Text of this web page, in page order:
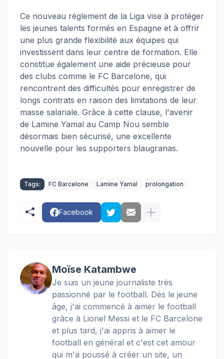
Ce nouveau règlement de la Liga vise à protéger
les jeunes talents formés en Espagne et à offrir
une plus grande flexibilité aux équipes qui
investissent dans leur centre de formation. Elle
constitue également une aide précieuse pour
des clubs comme le FC Barcelone, qui
rencontrent des difficultés pour enregistrer de
longs contrats en raison des limitations de leur
masse salariale. Grâce à cette clause, l'avenir
de Lamine Yamal au Camp Nou semble
désormais bien sécurisé, une excellente
nouvelle pour les supporters blaugranas.
Tags: FC Barcelone Lamine Yamal prolongation
Facebook
Moïse Katambwe
Je suis un jeune journaliste très
passionné par le football. Dès le jeune
âge, j'ai commencé à aimer le football
grâce à Lionel Messi et le FC Barcelone
et plus tard, j'ai appris à aimer le
football en général et c'est cet amour
qui m'a poussé à créer un site, un